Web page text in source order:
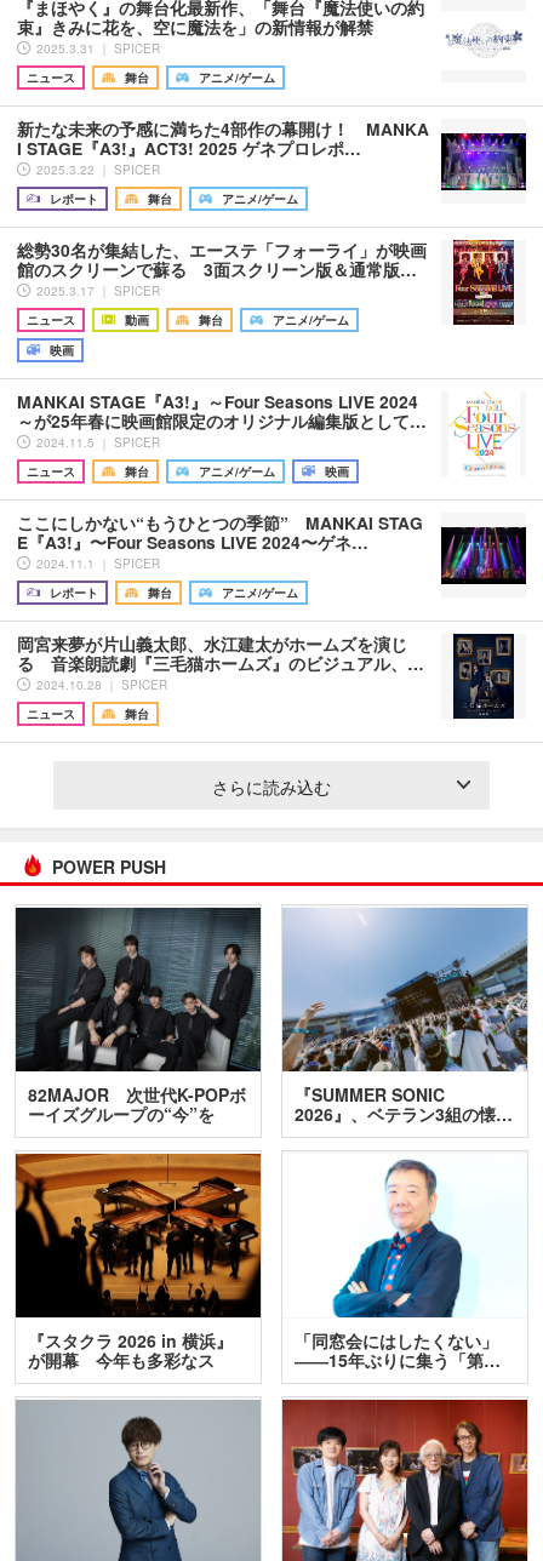
『まほやく』の舞台化最新作、「舞台『魔法使いの約
束』きみに花を、空に魔法を」の新情報が解禁
2025.3.31 ｜ SPICER
ニュース
舞台 アニメ/ゲーム
新たな未来の予感に満ちた4部作の幕開け！ MANKA
I STAGE『A3!』ACT3! 2025 ゲネプロレポ…
2025.3.22 ｜ SPICER
レポート
舞台 アニメ/ゲーム
総勢30名が集結した、エーステ「フォーライ」が映画
館のスクリーンで蘇る 3面スクリーン版＆通常版…
2025.3.17 ｜ SPICER
ニュース
動画 舞台
アニメ/ゲーム
映画
MANKAI STAGE『A3!』～Four Seasons LIVE 2024
～が25年春に映画館限定のオリジナル編集版として…
2024.11.5 ｜ SPICER
ニュース
舞台 アニメ/ゲーム 映画
ここにしかない“もうひとつの季節” MANKAI STAG
E『A3!』〜Four Seasons LIVE 2024〜ゲネ…
2024.11.1 ｜ SPICER
レポート
舞台 アニメ/ゲーム
岡宮来夢が片山義太郎、水江建太がホームズを演じ
る 音楽朗読劇『三毛猫ホームズ』のビジュアル、…
2024.10.28 ｜ SPICER
ニュース
舞台
さらに読み込む
POWER PUSH
82MAJOR 次世代K-POPボ
ーイズグループの“今”を
訊…
『SUMMER SONIC
2026』、ベテラン3組の懐…
『スタクラ 2026 in 横浜』
が開幕 今年も多彩なス
テ…
「同窓会にはしたくない」
――15年ぶりに集う「第…